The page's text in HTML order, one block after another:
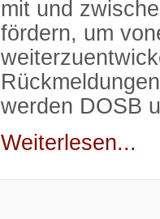
mit und
fördern, um
werden DOSB
Weiterlesen...